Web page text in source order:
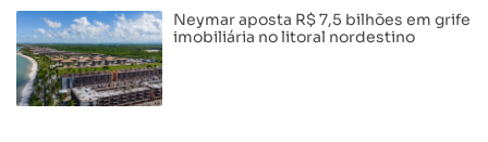
Neymar aposta R$ 7,5 bilhões em grife
imobiliária no litoral nordestino